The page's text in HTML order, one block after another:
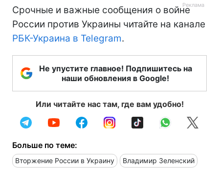
Срочные и важные сообщения о войне
России против Украины читайте на канале
РБК-Украина в Telegram.
Не упустите главное! Подпишитесь на
наши обновления в Google!
Или читайте нас там, где вам удобно!
Больше по теме:
Вторжение России в Украину Владимир Зеленский